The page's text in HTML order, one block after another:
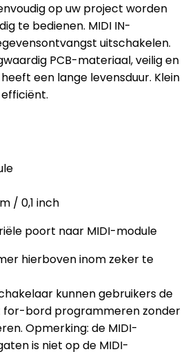
op uw project worden
te bedienen. MIDI IN-
uitschakelen.
PCB-materiaal, veilig en
een lange levensduur. Klein
/ 0,1 inch
poort naar MIDI-module
hierboven inom zeker te
kunnen gebruikers de
for-bord programmeren zonder
Opmerking: de MIDI-
is niet op de MIDI-